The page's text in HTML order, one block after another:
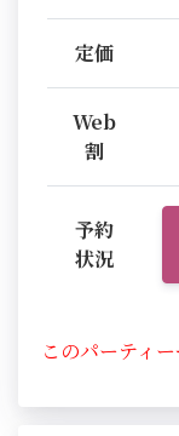
定価
Web
割
予約
状況
このパーティ